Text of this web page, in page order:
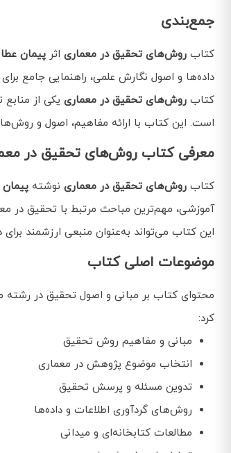
جمع‌بندی
کتاب روش‌های تحقیق در معماری اثر پیمان
داده‌ها و اصول نگارش علمی، راهنمایی جامع
کتاب روش‌های تحقیق در معماری یکی از
است. این کتاب با ارائه مفاهیم، اصول و
معرفی کتاب روش‌های تحقیق در
کتاب روش‌های تحقیق در معماری نوشته
آموزشی، مهم‌ترین مباحث مرتبط با تحقیق در
این کتاب می‌تواند به‌عنوان منبعی ارزشمند
موضوعات اصلی کتاب
محتوای کتاب بر مبانی و اصول تحقیق در رشته
کرد:
مبانی و مفاهیم روش تحقیق
انتخاب موضوع پژوهش در معماری
تدوین مسئله و پرسش تحقیق
روش‌های گردآوری اطلاعات و داده‌ها
مطالعات کتابخانه‌ای و میدانی